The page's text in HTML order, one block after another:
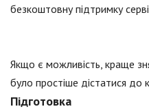
безкоштовну підтримку
Якщо є можливість, краще
було простіше дістатися до
Підготовка